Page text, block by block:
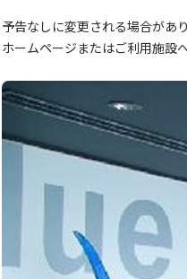
予告なしに変更される場合があり
ホームページまたはご利用施設